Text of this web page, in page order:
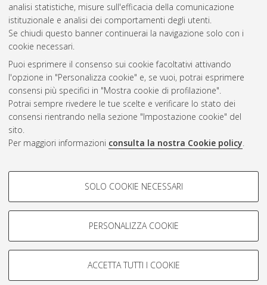
analisi statistiche, misure sull'efficacia della comunicazione
istituzionale e analisi dei comportamenti degli utenti.
Se chiudi questo banner continuerai la navigazione solo con i
cookie necessari.
Puoi esprimere il consenso sui cookie facoltativi attivando
l'opzione in "Personalizza cookie" e, se vuoi, potrai esprimere
consensi più specifici in "Mostra cookie di profilazione".
Potrai sempre rivedere le tue scelte e verificare lo stato dei
consensi rientrando nella sezione "Impostazione cookie" del
sito.
Per maggiori informazioni consulta la nostra Cookie policy.
COOKIE DI PROFILAZIONE -
Si tratta di cookie utilizzati per analizzare le caratteristiche della
navigazione degli utenti, creare profili in base al loro comportamento
Mostra cookie di profilazione
COOKIE TECNICI - NECESSARI
SOLO COOKIE NECESSARI
PERSONALIZZA COOKIE
ACCETTA TUTTI I COOKIE
Questa lista e' stata generata ilMon Aug 10 08:23:48 2026
CEST
Atom
Rss 1.0
Rss 2.0
AMS Laurea
Impostazioni Cookie
Informativa sulla privacy
Condizioni d’uso del sito